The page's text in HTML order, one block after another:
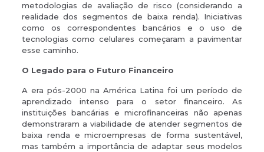
metodologias de avaliação de risco (considerando a
realidade dos segmentos de baixa renda). Iniciativas
como os correspondentes bancários e o uso de
tecnologias como celulares começaram a pavimentar
esse caminho.
O Legado para o Futuro Financeiro
A era pós-2000 na América Latina foi um período de
aprendizado intenso para o setor financeiro. As
instituições bancárias e microfinanceiras não apenas
demonstraram a viabilidade de atender segmentos de
baixa renda e microempresas de forma sustentável,
mas também a importância de adaptar seus modelos